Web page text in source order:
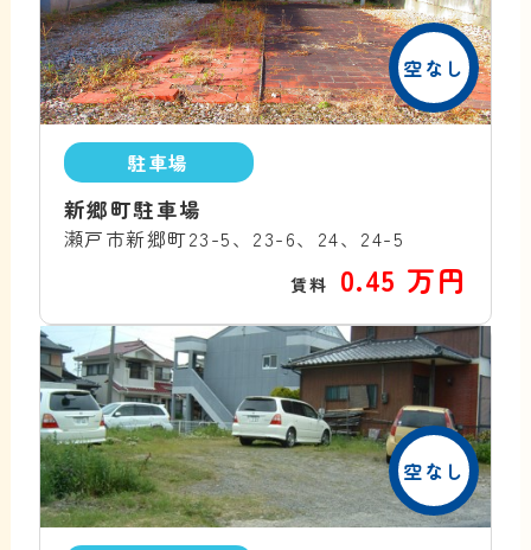
空なし
駐車場
新郷町駐車場
瀬戸市新郷町23-5、23-6、24、24-5
賃料 0.45 万円
空なし